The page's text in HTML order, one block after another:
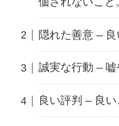
隠れた善意 – 良
誠実な行動 – 嘘
良い評判 – 良い